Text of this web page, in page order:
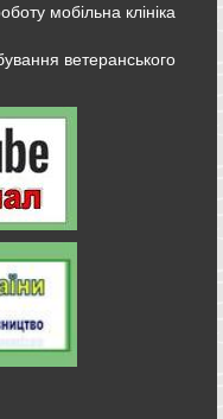
мобільна клініка
ветеранського